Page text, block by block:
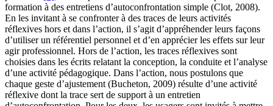
formation à des entretiens d’autoconfrontation simple (Clot, 2008).
En les invitant à se confronter à des traces de leurs activités
réflexives hors et dans l’action, il s’agit d’appréhender leurs façons
d’utiliser un référentiel personnel et d’en apprécier les effets sur leur
agir professionnel. Hors de l’action, les traces réflexives sont
choisies dans les écrits relatant la conception, la conduite et l’analyse
d’une activité pédagogique. Dans l’action, nous postulons que
chaque geste d’ajustement (Bucheton, 2009) résulte d’une activité
réflexive dont la trace sert de support à un entretien